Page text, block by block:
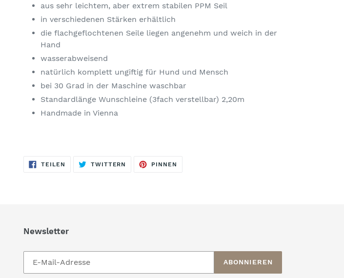
Warenkorb
hinzugefügt
aus sehr leichtem, aber extrem stabilen PPM Seil
in verschiedenen Stärken erhältlich
die flachgeflochtenen Seile liegen angenehm und weich in der
Hand
wasserabweisend
natürlich komplett ungiftig für Hund und Mensch
bei 30 Grad in der Maschine waschbar
Standardlänge Wunschleine (3fach verstellbar) 2,20m
Handmade in Vienna
TEILEN
FACEBOOK
TWITTERN
TWITTER
PINNEN
Newsletter
ABONNIEREN